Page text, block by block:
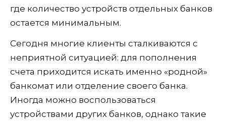
где количество устройств отдельных банков
остается минимальным.
Сегодня многие клиенты сталкиваются с
неприятной ситуацией: для пополнения
счета приходится искать именно «родной»
банкомат или отделение своего банка.
Иногда можно воспользоваться
устройствами других банков, однако такие